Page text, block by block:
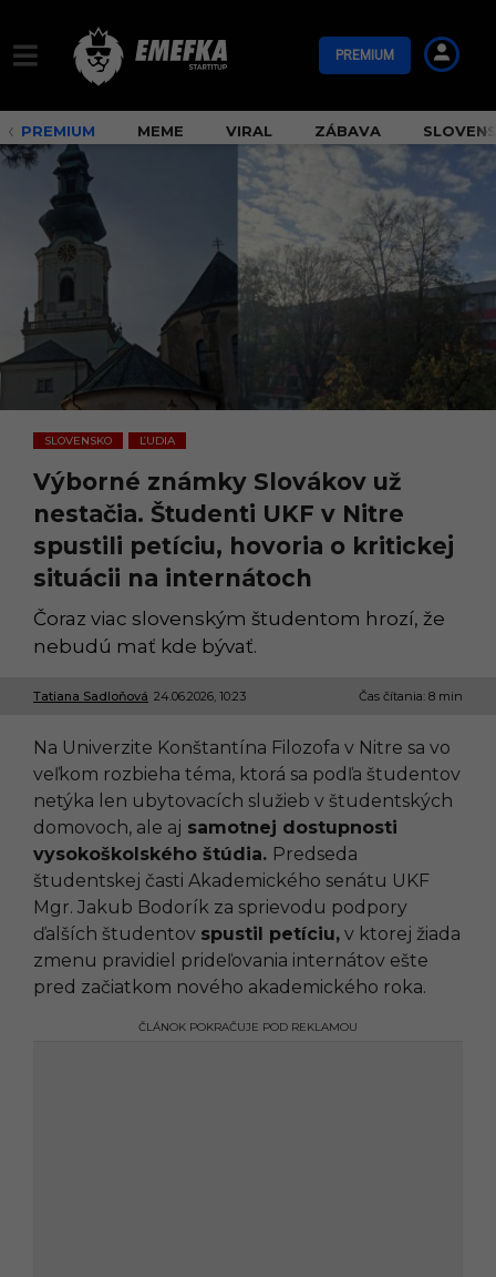
PREMIUM
PREMIUM MEME VIRAL ZÁBAVA
SLOVENSKO
,
ĽUDIA
Výborné známky Slovákov už
nestačia. Študenti UKF v Nitre
spustili petíciu, hovoria o kritickej
situácii na internátoch
Čoraz viac slovenským študentom hrozí, že
nebudú mať kde bývať.
Tatiana Sadloňová 24.06.2026, 10:23
2
6
.
2
0
2
6
1
0
2
Čas čítania: 8 min
Na Univerzite Konštantína Filozofa v Nitre sa vo
veľkom rozbieha téma, ktorá sa podľa študentov
netýka len ubytovacích služieb v študentských
domovoch, ale aj samotnej dostupnosti
vysokoškolského štúdia. Predseda
študentskej časti Akademického senátu UKF
Mgr. Jakub Bodorík za sprievodu podpory
ďalších študentov spustil petíciu, v ktorej žiada
zmenu pravidiel prideľovania internátov ešte
pred začiatkom nového akademického roka.
ČLÁNOK POKRAČUJE POD REKLAMOU